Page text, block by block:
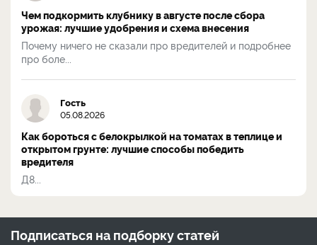
Чем подкормить клубнику в августе после сбора
урожая: лучшие удобрения и схема внесения
Почему ничего не сказали про вредителей и подробнее
про боле...
Гость
05.08.2026
Как бороться с белокрылкой на томатах в теплице и
открытом грунте: лучшие способы победить
вредителя
Д8...
Подписаться на подборку статей